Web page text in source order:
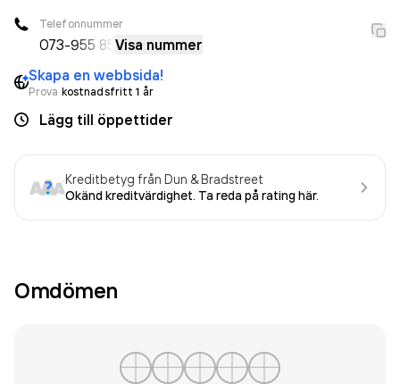
Telefonnummer
073-955 85 Visa nummer
Skapa en webbsida!
Prova kostnadsfritt 1 år
Lägg till öppettider
Kreditbetyg från Dun & Bradstreet
Okänd kreditvärdighet. Ta reda på rating här.
Omdömen